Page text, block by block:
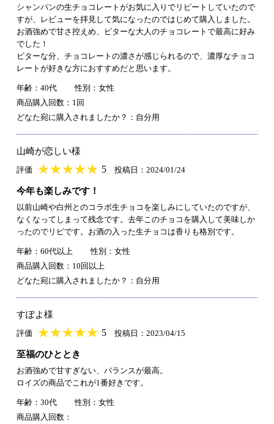
シャンパンの生チョコレートがお気に入りでリピートしていたので
すが、レビューを拝見して気になったのではじめて購入しました。
お酒強めで甘さ控えめ、ビターな大人のチョコレートで最高に好み
でした！
ビターな分、チョコレートの濃さが感じられるので、濃厚なチョコ
レートが好きな方におすすめだと思います。
年齢：40代
性別：女性
商品購入回数：1回
どなた宛に購入されましたか？：自分用
山崎が恋しい様
評価 ★★★★★
★★★★★ 5 投稿日：2024/01/24
今年も楽しみです！
以前山崎や白州とのコラボ生チョコを楽しみにしていたのですが、
なくなってしまって残念です。去年このチョコを購入して美味しか
ったのでリピです。お酒の入った生チョコは香りも格別です。
年齢：60代以上
性別：女性
商品購入回数：10回以上
どなた宛に購入されましたか？：自分用
すぽよ様
評価 ★★★★★
★★★★★ 5 投稿日：2023/04/15
至福のひととき
お酒強めで甘すぎない、バランスが最高。
ロイズの商品でこれが1番好きです。
年齢：30代
性別：女性
商品購入回数：